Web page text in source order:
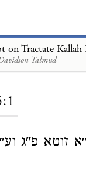
on Tractate Kallah
Talmud
זוטא פ"ג